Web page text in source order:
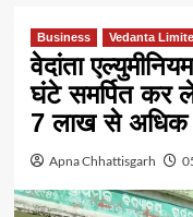
Business Vedanta
वेदांता
घंटे समर्पित कर
7 लाख से अधिक
Apna Chhattisgarh